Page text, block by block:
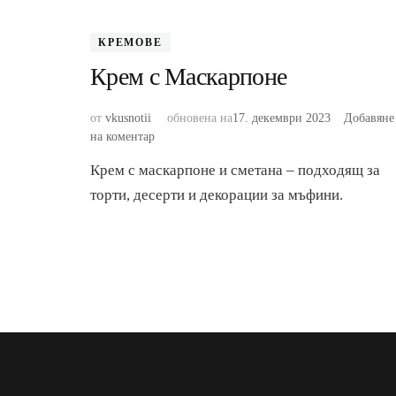
КРЕМОВЕ
Крем с Маскарпоне
от vkusnotii обновена на17. декември 2023
Добавяне
на коментаркъм
с
Маскарпоне
Крем с маскарпоне и сметана – подходящ за
торти, десерти и декорации за мъфини.